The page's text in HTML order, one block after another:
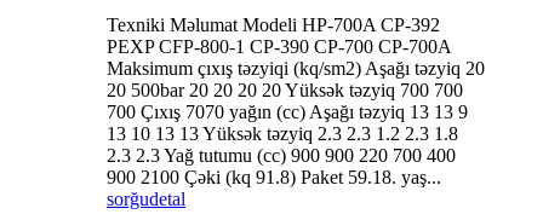
Texniki Məlumat Modeli HP-700A CP-392
PEXP CFP-800-1 CP-390 CP-700 CP-700A
Maksimum çıxış təzyiqi (kq/sm2) Aşağı təzyiq 20
20 500bar 20 20 20 20 Yüksək təzyiq 700 700
700 Çıxış 7070 yağın (cc) Aşağı təzyiq 13 13 9
13 10 13 13 Yüksək təzyiq 2.3 2.3 1.2 2.3 1.8
2.3 2.3 Yağ tutumu (cc) 900 900 220 700 400
900 2100 Çəki (kq 91.8) Paket 59.18. yaş...
sorğudetal